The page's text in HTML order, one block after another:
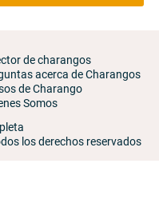
de charangos
acerca de Charangos
de Charango
Somos
los derechos reservados